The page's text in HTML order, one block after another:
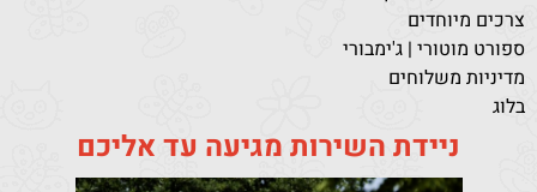
צרכים מיוחדים
ספורט מוטורי | ג'ימבורי
מדיניות משלוחים
בלוג
ניידת השירות מגיעה עד אליכם